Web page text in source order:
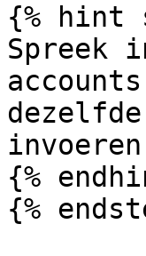
{% hint
Spreek
{%
{%